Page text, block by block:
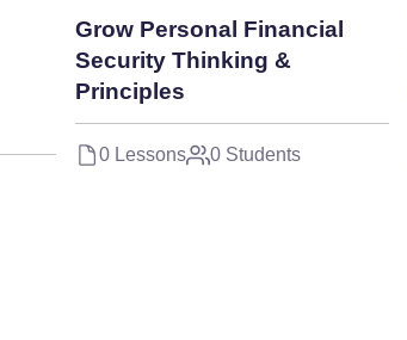
Grow Personal Financial
Security Thinking &
Principles
0 Lessons 0 Students